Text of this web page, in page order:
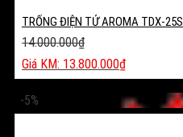
TRỐNG ĐIỆN TỬ AROMA TDX-25S
14.000.000₫
Giá
gốc
là:
14.000.000₫.
13.800.000₫
Giá
hiện
tại
-5%